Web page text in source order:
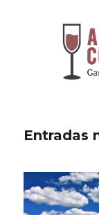
Entradas